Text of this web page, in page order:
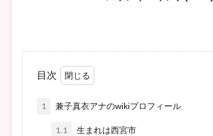
目次
1 兼子真衣アナのwikiプロフィール
1.1 生まれは西宮市